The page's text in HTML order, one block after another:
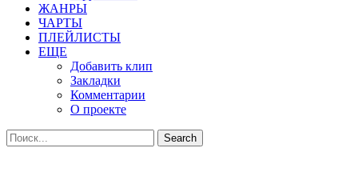
ЖАНРЫ
ЧАРТЫ
ПЛЕЙЛИСТЫ
ЕЩЕ
Добавить клип
Закладки
Комментарии
О проекте